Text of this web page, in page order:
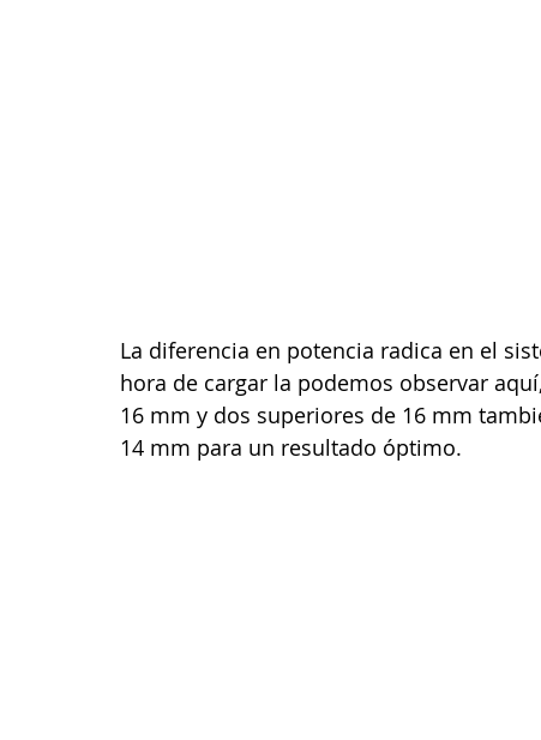
La diferencia en potencia radica en el
hora de cargar la podemos observar
16 mm y dos superiores de 16 mm
14 mm para un resultado óptimo.